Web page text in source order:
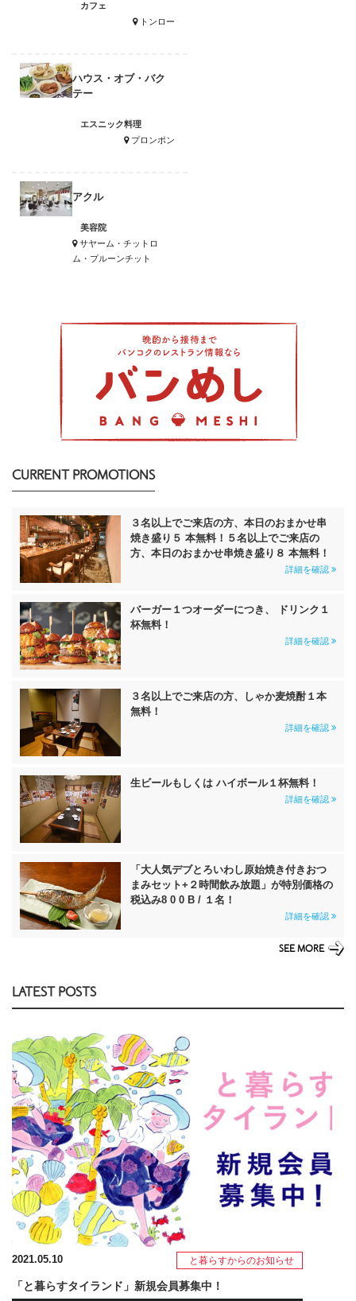
カフェ
トンロー
ハウス・オブ・バク
テー
エスニック料理
プロンポン
アクル
美容院
サヤーム・チットロ
ム・プルーンチット
CURRENT PROMOTIONS
３名以上でご来店の方、本日のおまかせ串
焼き盛り５ 本無料！５名以上でご来店の
方、本日のおまかせ串焼き盛り８ 本無料！
詳細を確認
バーガー１つオーダーにつき、 ドリンク１
杯無料！
詳細を確認
３名以上でご来店の方、しゃか麦焼酎１本
無料！
詳細を確認
生ビールもしくは ハイボール１杯無料！
詳細を確認
「大人気デブとろいわし原始焼き付きおつ
まみセット+２時間飲み放題」が特別価格の
税込み8 0 0 B / １名！
詳細を確認
SEE MORE
LATEST POSTS
2021.05.10 と暮らすからのお知らせ
「と暮らすタイランド」新規会員募集中！